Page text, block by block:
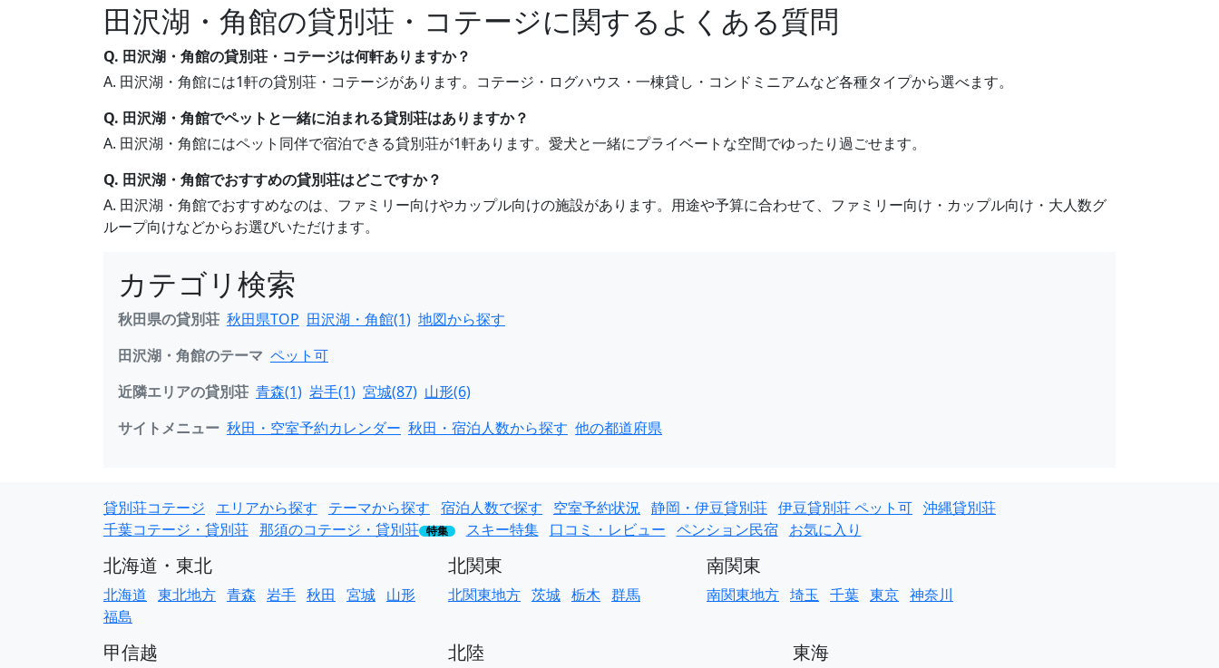
田沢湖・角館の貸別荘・コテージに関するよくある質問
Q. 田沢湖・角館の貸別荘・コテージは何軒ありますか？
A. 田沢湖・角館には1軒の貸別荘・コテージがあります。コテージ・ログハウス・一棟貸し・コンドミニアムなど各種タイプから選べます。
Q. 田沢湖・角館でペットと一緒に泊まれる貸別荘はありますか？
A. 田沢湖・角館にはペット同伴で宿泊できる貸別荘が1軒あります。愛犬と一緒にプライベートな空間でゆったり過ごせます。
Q. 田沢湖・角館でおすすめの貸別荘はどこですか？
A. 田沢湖・角館でおすすめなのは、ファミリー向けやカップル向けの施設があります。用途や予算に合わせて、ファミリー向け・カップル向け・大人数グ
ループ向けなどからお選びいただけます。
カテゴリ検索
秋田県の貸別荘 秋田県TOP 田沢湖・角館(1) 地図から探す
田沢湖・角館のテーマ ペット可
近隣エリアの貸別荘 青森(1) 岩手(1) 宮城(87) 山形(6)
サイトメニュー 秋田・空室予約カレンダー 秋田・宿泊人数から探す 他の都道府県
貸別荘コテージ エリアから探す テーマから探す 宿泊人数で探す 空室予約状況 静岡・伊豆貸別荘 伊豆貸別荘 ペット可 沖縄貸別荘
千葉コテージ・貸別荘 那須のコテージ・貸別荘 特集 スキー特集 口コミ・レビュー ペンション民宿 お気に入り
北海道・東北
北海道 東北地方 青森 岩手 秋田 宮城 山形
福島
北関東
北関東地方 茨城 栃木 群馬
南関東
南関東地方 埼玉 千葉 東京 神奈川
甲信越 北陸 東海